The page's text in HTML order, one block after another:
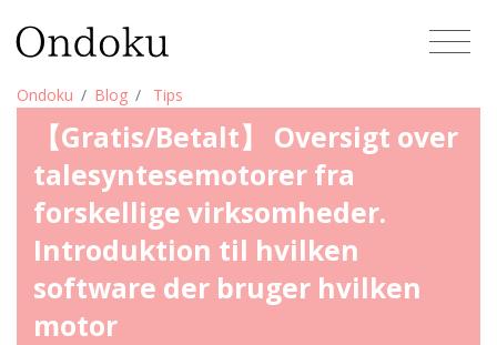
Ondoku Blog Tips
【Gratis/Betalt】 Oversigt over
talesyntesemotorer fra
forskellige virksomheder.
Introduktion til hvilken
software der bruger hvilken
motor